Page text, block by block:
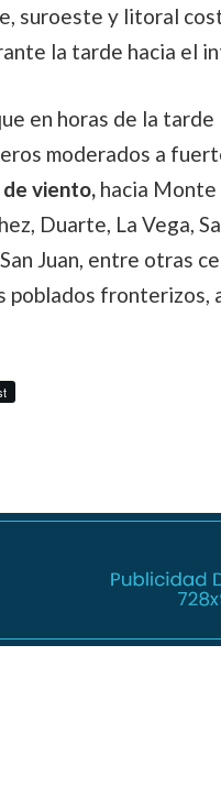
suroeste y litoral
la tarde hacia el
en horas de la tarde
moderados a
viento,hacia Monte
Duarte, La Vega,
Juan, entre otras
poblados fronterizos,